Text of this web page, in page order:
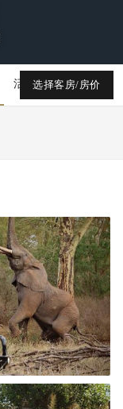
活动 媒体库
选择客房/房价